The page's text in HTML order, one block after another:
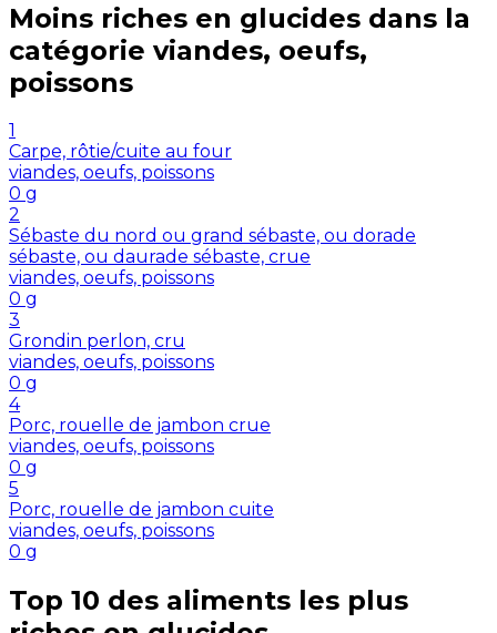
Moins riches en glucides dans la
catégorie viandes, oeufs,
poissons
1
Carpe, rôtie/cuite au four
viandes, oeufs, poissons
0 g
2
Sébaste du nord ou grand sébaste, ou dorade
sébaste, ou daurade sébaste, crue
viandes, oeufs, poissons
0 g
3
Grondin perlon, cru
viandes, oeufs, poissons
0 g
4
Porc, rouelle de jambon crue
viandes, oeufs, poissons
0 g
5
Porc, rouelle de jambon cuite
viandes, oeufs, poissons
0 g
Top 10 des aliments les plus